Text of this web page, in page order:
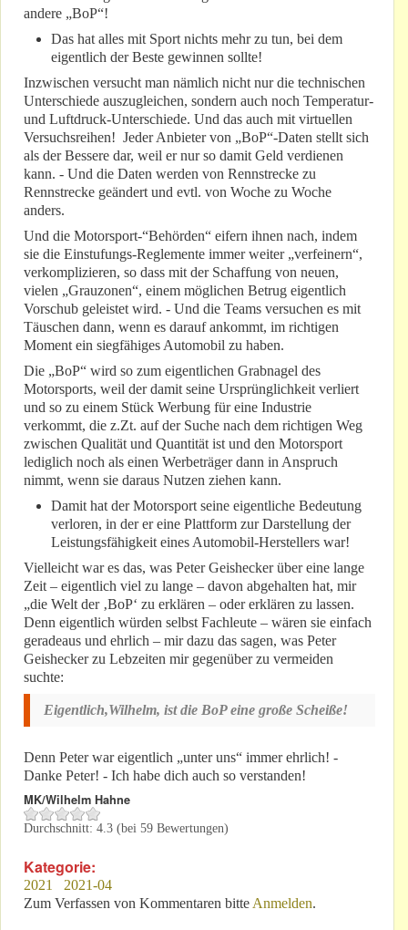
andere „BoP“!
Das hat alles mit Sport nichts mehr zu tun, bei dem
eigentlich der Beste gewinnen sollte!
Inzwischen versucht man nämlich nicht nur die technischen
Unterschiede auszugleichen, sondern auch noch Temperatur-
und Luftdruck-Unterschiede. Und das auch mit virtuellen
Versuchsreihen! Jeder Anbieter von „BoP“-Daten stellt sich
als der Bessere dar, weil er nur so damit Geld verdienen
kann. - Und die Daten werden von Rennstrecke zu
Rennstrecke geändert und evtl. von Woche zu Woche
anders.
Und die Motorsport-“Behörden“ eifern ihnen nach, indem
sie die Einstufungs-Reglemente immer weiter „verfeinern“,
verkomplizieren, so dass mit der Schaffung von neuen,
vielen „Grauzonen“, einem möglichen Betrug eigentlich
Vorschub geleistet wird. - Und die Teams versuchen es mit
Täuschen dann, wenn es darauf ankommt, im richtigen
Moment ein siegfähiges Automobil zu haben.
Die „BoP“ wird so zum eigentlichen Grabnagel des
Motorsports, weil der damit seine Ursprünglichkeit verliert
und so zu einem Stück Werbung für eine Industrie
verkommt, die z.Zt. auf der Suche nach dem richtigen Weg
zwischen Qualität und Quantität ist und den Motorsport
lediglich noch als einen Werbeträger dann in Anspruch
nimmt, wenn sie daraus Nutzen ziehen kann.
Damit hat der Motorsport seine eigentliche Bedeutung
verloren, in der er eine Plattform zur Darstellung der
Leistungsfähigkeit eines Automobil-Herstellers war!
Vielleicht war es das, was Peter Geishecker über eine lange
Zeit – eigentlich viel zu lange – davon abgehalten hat, mir
„die Welt der ‚BoP‘ zu erklären – oder erklären zu lassen.
Denn eigentlich würden selbst Fachleute – wären sie einfach
geradeaus und ehrlich – mir dazu das sagen, was Peter
Geishecker zu Lebzeiten mir gegenüber zu vermeiden
suchte:
Eigentlich,Wilhelm, ist die BoP eine große Scheiße!
Denn Peter war eigentlich „unter uns“ immer ehrlich! -
Danke Peter! - Ich habe dich auch so verstanden!
MK/Wilhelm Hahne
Durchschnitt: 4.3 (bei 59 Bewertungen)
Kategorie:
2021
2021-04
Zum Verfassen von Kommentaren bitte Anmelden.